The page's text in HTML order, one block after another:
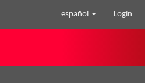
español Login